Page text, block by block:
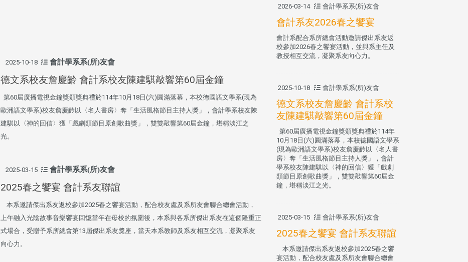
2025-10-18 會計學系系(所)友會
德文系校友詹慶齡 會計系校友陳建騏敲響第60屆金鐘
第60屆廣播電視金鐘獎頒獎典禮於114年10月18日(六)圓滿落幕，本校德國語文學系(現為
歐洲語文學系)校友詹慶齡以〈名人書房〉奪「生活風格節目主持人獎」，會計學系校友陳
建騏以〈神的回信〉獲「戲劇類節目原創歌曲獎」，雙雙敲響第60屆金鐘，堪稱淡江之
光。
2025-03-15 會計學系系(所)友會
2025春之饗宴 會計系友聯誼
本系邀請傑出系友返校參加2025春之饗宴活動，配合校友處及系所友會聯合總會活動，
上午融入光陰故事音樂饗宴回憶當年在母校的氛圍後，本系與各系所傑出系友在這個隆重正
式場合，受贈予系所總會第13屆傑出系友獎座，當天本系教師及系友相互交流，凝聚系友
向心力。
2026-03-14 會計學系系(所)友會
會計系友2026春之饗宴
會計系配合系所總會活動邀請傑出系友返
校參加2026春之饗宴活動，並與系主任及
教授相互交流，凝聚系友向心力。
2025-10-18 會計學系系(所)友會
德文系校友詹慶齡 會計系校
友陳建騏敲響第60屆金鐘
第60屆廣播電視金鐘獎頒獎典禮於114年
10月18日(六)圓滿落幕，本校德國語文學系
(現為歐洲語文學系)校友詹慶齡以〈名人書
房〉奪「生活風格節目主持人獎」，會計
學系校友陳建騏以〈神的回信〉獲「戲劇
類節目原創歌曲獎」，雙雙敲響第60屆金
鐘，堪稱淡江之光。
2025-03-15 會計學系系(所)友會
2025春之饗宴 會計系友聯誼
本系邀請傑出系友返校參加2025春之饗
宴活動，配合校友處及系所友會聯合總會